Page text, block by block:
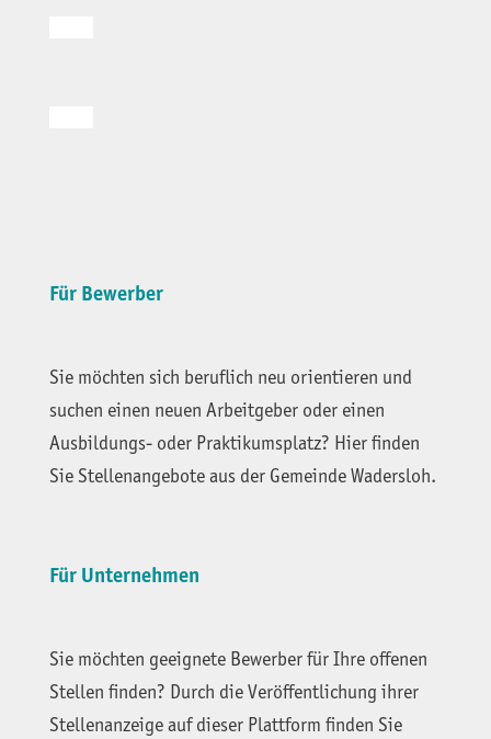
Für Bewerber
Sie möchten sich beruflich neu orientieren und
suchen einen neuen Arbeitgeber oder einen
Ausbildungs- oder Praktikumsplatz? Hier finden
Sie Stellenangebote aus der Gemeinde Wadersloh.
Für Unternehmen
Sie möchten geeignete Bewerber für Ihre offenen
Stellen finden? Durch die Veröffentlichung ihrer
Stellenanzeige auf dieser Plattform finden Sie